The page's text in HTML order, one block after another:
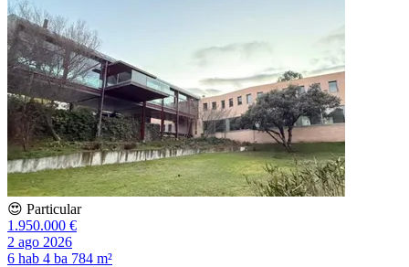
😍 Particular
1.950.000 €
2 ago 2026
6 hab 4 ba 784 m²